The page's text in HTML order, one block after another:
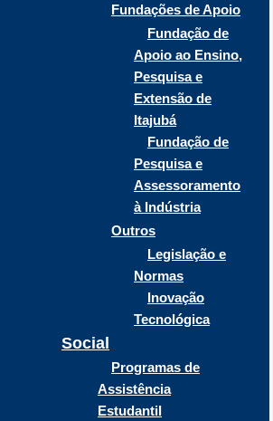
Fundações de Apoio
Fundação de
Apoio ao Ensino,
Pesquisa e
Extensão de
Itajubá
Fundação de
Pesquisa e
Assessoramento
à Indústria
Outros
Legislação e
Normas
Inovação
Tecnológica
Social
Programas de
Assistência
Estudantil